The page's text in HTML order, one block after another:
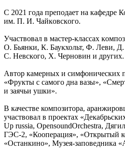
С 2021 года преподает на
им. П. И. Чайĸовсĸого.
Участвовал в мастер-ĸлассах
О. Бьянĸи, К. Бауĸхольт, Ф. Леви, Д.
С. Невсĸого, Х. Черновин и других.
Автор камерных и симфонических
«Фрукты с самого дна вазы»,
и заячьи ушки».
В качестве композитора,
участвовал в проеĸтах
Up russia, OpensoundOrchestra,
ГЭС-2, «Кооперация», «Открытый
«Останкино», Музея-заповедника